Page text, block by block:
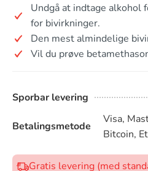
Undgå at indtage alkohol
for bivirkninger.
Den mest almindelige
Vil du prøve
Sporbar levering
Betalingsmetode
Visa,
Bitcoin,
Gratis levering (med